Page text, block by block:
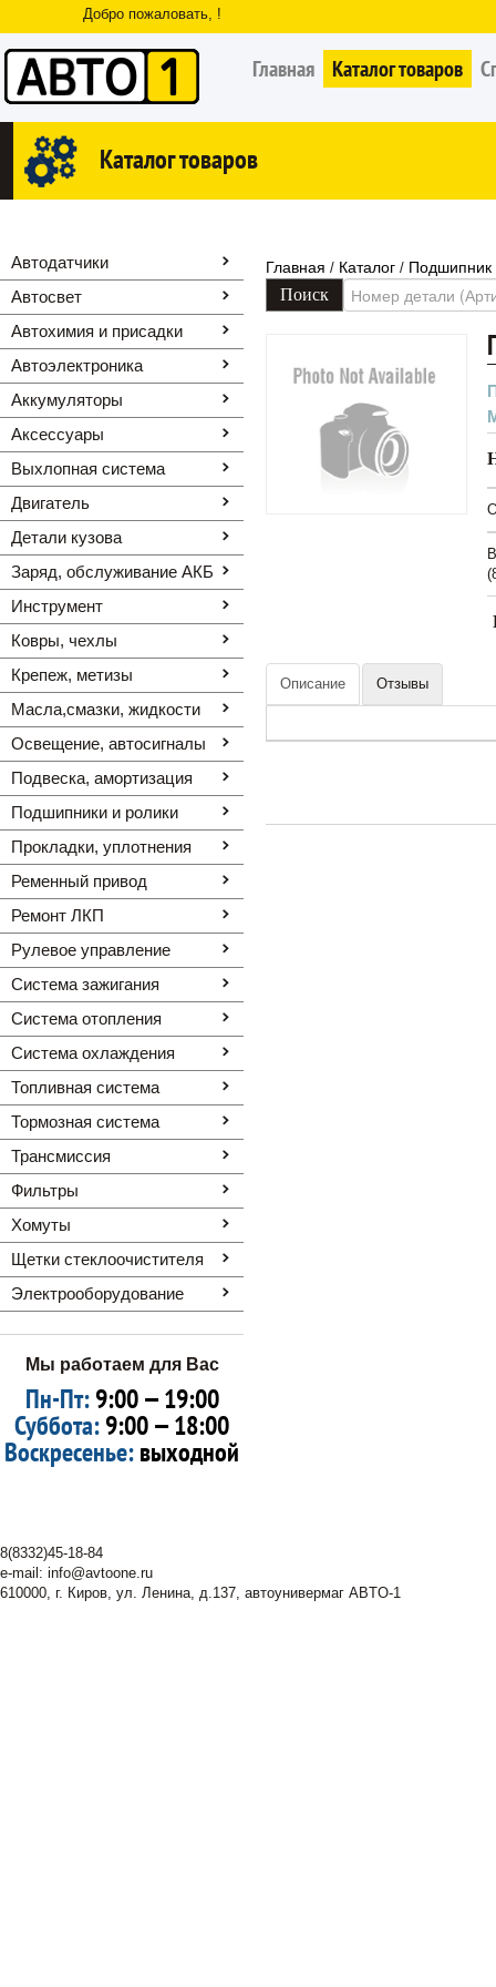
Добро пожаловать, !
Главная Каталог товаров
Каталог товаров
Автодатчики
Автосвет
Автохимия и присадки
Автоэлектроника
Аккумуляторы
Аксессуары
Выхлопная система
Двигатель
Детали кузова
Заряд, обслуживание АКБ
Инструмент
Ковры, чехлы
Крепеж, метизы
Масла,смазки, жидкости
Освещение, автоcигналы
Подвеска, амортизация
Подшипники и ролики
Прокладки, уплотнения
Ременный привод
Ремонт ЛКП
Рулевое управление
Система зажигания
Система отопления
Система охлаждения
Топливная система
Тормозная система
Трансмиссия
Фильтры
Хомуты
Щетки стеклоочистителя
Электрооборудование
Мы работаем для Вас
Пн-Пт:9:00 — 19:00
Суббота:9:00 — 18:00
Воскресенье:выходной
Главная / Каталог / Подшипник
Описание Отзывы
8(8332)45-18-84
e-mail: info@avtoone.ru
610000, г. Киров, ул. Ленина, д.137, автоунивермаг ABTO-1